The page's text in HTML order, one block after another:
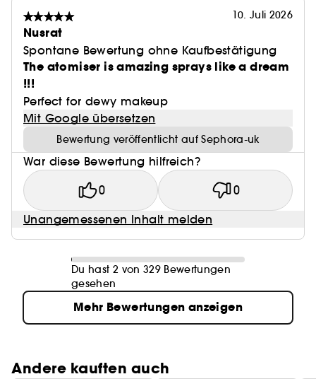
10. Juli 2026
Nusrat
Spontane Bewertung ohne Kaufbestätigung
The atomiser is amazing sprays like a dream
!!!
Perfect for dewy makeup
Mit Google übersetzen
Bewertung veröffentlicht auf Sephora-uk
War diese Bewertung hilfreich?
0 0
Unangemessenen Inhalt melden
Du hast 2 von 329 Bewertungen
gesehen
Mehr Bewertungen anzeigen
Andere kauften auch